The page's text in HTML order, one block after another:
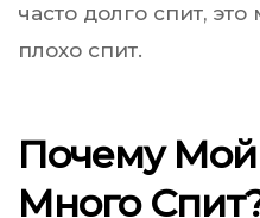
часто долго спит,
плохо спит.
Почему Мой
Много